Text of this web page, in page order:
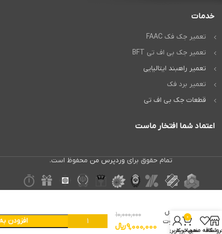
خدمات
تعمیر جک فک FAAC
تعمیر جک بی اف تی BFT
تعمیر راهبند ایتالیایی
تعمیر برد فک
قطعات جک بی اف تی
اعتماد شما افتخار ماست
تمام حقوق برای وردپرس من محفوظ است.
اختلال
ریموت
درب
10,000,000
9,000,000﷼
افزودن
علاقه مندی
0
سبد خرید
حساب کاربری من